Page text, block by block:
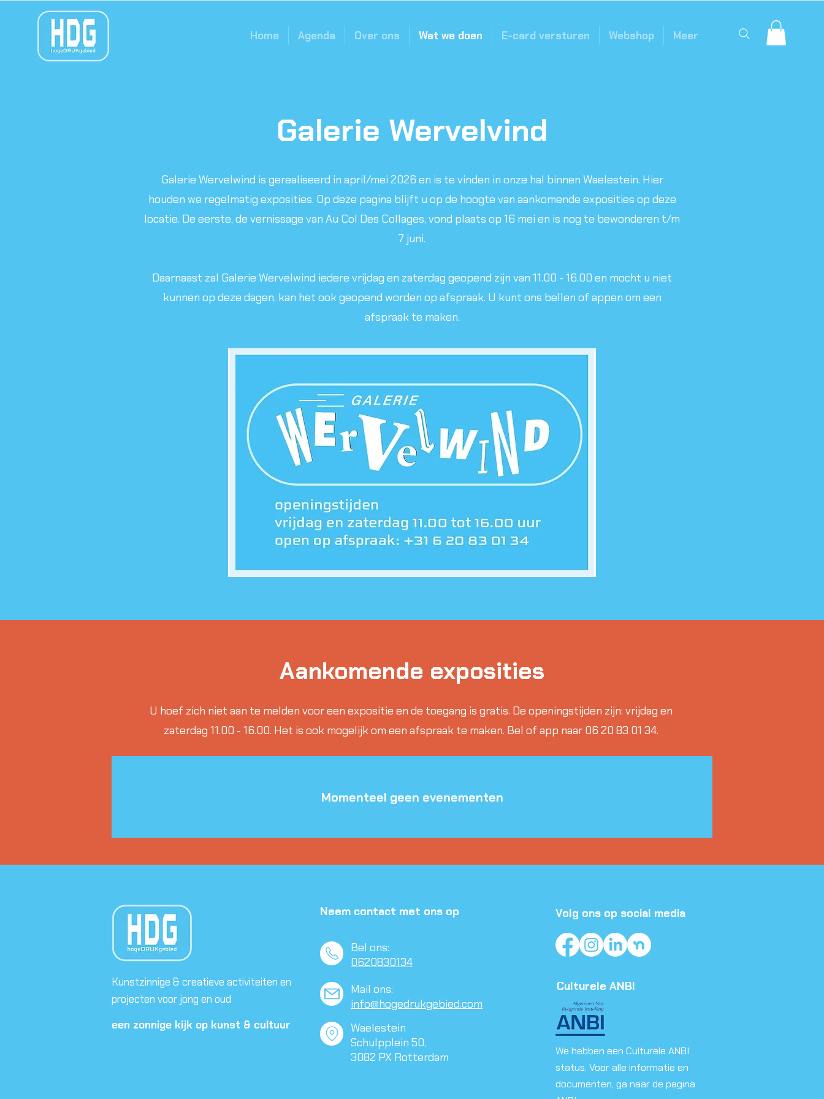
Home Agenda Over ons Wat we doen E-card versturen Webshop Meer
Galerie Wervelvind
Galerie Wervelwind is gerealiseerd in april/mei 2026 en is te vinden in onze hal binnen Waelestein. Hier
houden we regelmatig exposities. Op deze pagina blijft u op de hoogte van aankomende exposities op deze
locatie. De eerste, de vernissage van Au Col Des Collages, vond plaats op 16 mei en is nog te bewonderen t/m
7 juni.
Daarnaast zal Galerie Wervelwind iedere vrijdag en zaterdag geopend zijn van 11.00 - 16.00 en mocht u niet
kunnen op deze dagen, kan het ook geopend worden op afspraak. U kunt ons bellen of appen om een
afspraak te maken.
Aankomende exposities
U hoef zich niet aan te melden voor een expositie en de toegang is gratis. De openingstijden zijn: vrijdag en
zaterdag 11.00 - 16.00. Het is ook mogelijk om een afspraak te maken. Bel of app naar 06 20 83 01 34.
Momenteel geen evenementen
Kunstzinnige & creatieve activiteiten en
projecten voor jong en oud
een zonnige kijk op kunst & cultuur
Neem contact met ons op
Bel ons:
0620830134
Mail ons:
info@hogedrukgebied.com
Waelestein
Schulpplein 50,
​3082 PX Rotterdam
Volg ons op social media
Culturele ANBI
We hebben een Culturele ANBI
status. Voor alle informatie en
documenten, ga naar de pagina